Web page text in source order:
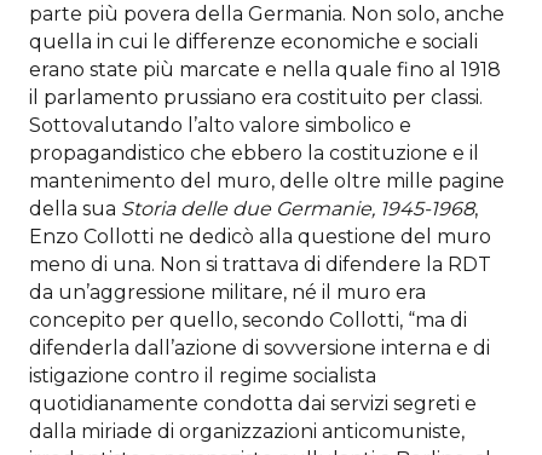
parte più povera della Germania. Non solo, anche
quella in cui le differenze economiche e sociali
erano state più marcate e nella quale fino al 1918
il parlamento prussiano era costituito per classi.
Sottovalutando l’alto valore simbolico e
propagandistico che ebbero la costituzione e il
mantenimento del muro, delle oltre mille pagine
della sua Storia delle due Germanie, 1945-1968,
Enzo Collotti ne dedicò alla questione del muro
meno di una. Non si trattava di difendere la RDT
da un’aggressione militare, né il muro era
concepito per quello, secondo Collotti, “ma di
difenderla dall’azione di sovversione interna e di
istigazione contro il regime socialista
quotidianamente condotta dai servizi segreti e
dalla miriade di organizzazioni anticomuniste,